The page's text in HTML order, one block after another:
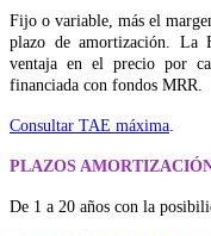
Fijo o variable, más el
plazo de amortización. La
ventaja en el precio por
financiada con fondos MRR.
Consultar TAE máxima
PLAZOS
De 1 a 20 años con la